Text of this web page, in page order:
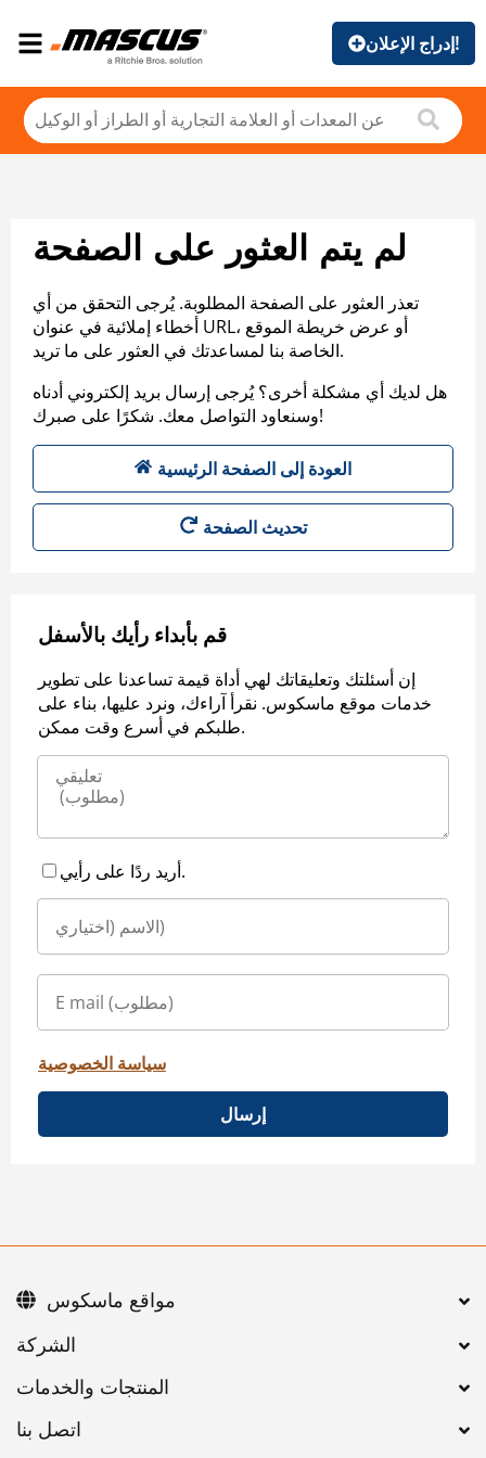
إدراج الإعلان!
لم يتم العثور على الصفحة
تعذر العثور على الصفحة المطلوبة. يُرجى التحقق من أي
أخطاء إملائية في عنوان URL، أو عرض خريطة الموقع
الخاصة بنا لمساعدتك في العثور على ما تريد.
هل لديك أي مشكلة أخرى؟ يُرجى إرسال بريد إلكتروني أدناه
وسنعاود التواصل معك. شكرًا على صبرك!
العودة إلى الصفحة الرئيسية
تحديث الصفحة
قم بأبداء رأيك بالأسفل
إن أسئلتك وتعليقاتك لهي أداة قيمة تساعدنا على تطوير
خدمات موقع ماسكوس. نقرأ آراءك، ونرد عليها، بناء على
طلبكم في أسرع وقت ممكن.
أريد ردًا على رأيي.
سياسة الخصوصية
إرسال
اتصل بنا
مواقع ماسكوس